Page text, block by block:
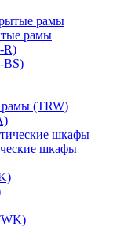
рамы
R)
BS)
(TRW)
шкафы